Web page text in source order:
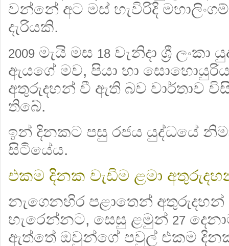
වන්නේ අට මස් හැවිරිදි
දැරියකි.
2009 මැයි මස 18 වැනිදා ශ්‍රී ලංකා
ඇයගේ මව, පියා හා
අතුරුදහන් වී ඇති බව වාර්තාව
තිබේ.
ඉන් දිනකට පසු රජය යුද්ධයේ
සිටියේය.
එකම දිනක වැඩිම ළමා
නැගෙනහිර පළාතෙන් අතුරුදහන්
හැරෙන්නට, සෙසු ළමුන් 27
ඇත්තේ ඔවුන්ගේ පවුල් එකම දිනක